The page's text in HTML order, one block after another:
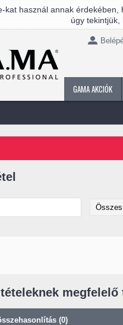
kat használ annak
úgy tekintjük,
GAMA AKCIÓK
megfelelő
(0)